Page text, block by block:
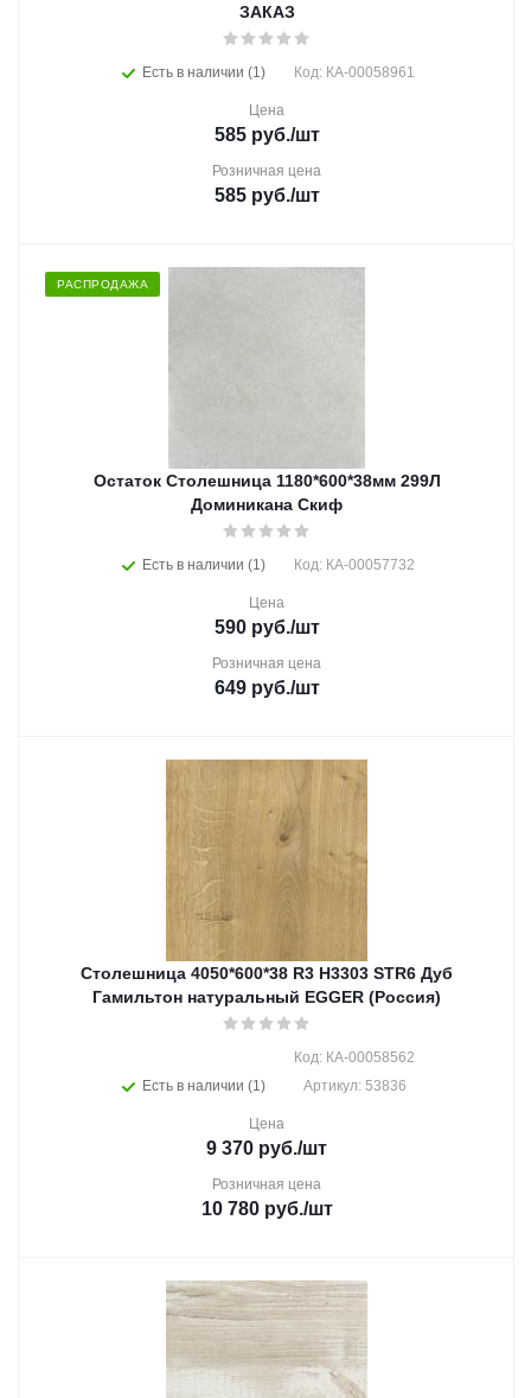
ЗАКАЗ
Есть в наличии (1) Код: КА-00058961
Цена
585руб./шт
Розничная цена
585руб./шт
РАСПРОДАЖА
Остаток Столешница 1180*600*38мм 299Л
Доминикана Скиф
Есть в наличии (1) Код: КА-00057732
Цена
590руб./шт
Розничная цена
649руб./шт
Столешница 4050*600*38 R3 H3303 STR6 Дуб
Гамильтон натуральный EGGER (Россия)
Есть в наличии (1)
Код: КА-00058562
Артикул: 53836
Цена
9 370 руб./шт
Розничная цена
10 780руб./шт